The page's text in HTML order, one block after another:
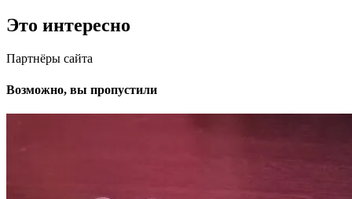
Это интересно
Партнёры сайта
Возможно, вы пропустили